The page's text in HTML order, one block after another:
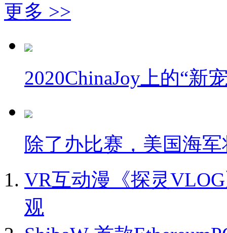
更多 >>
2020ChinaJoy上的“新
除了办比赛，美国海
VR互动漫《探灵
观